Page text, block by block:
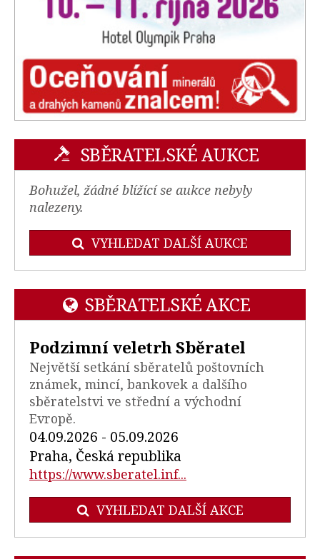
SBĚRATELSKÉ AUKCE
Bohužel, žádné blížící se aukce nebyly
nalezeny.
VYHLEDAT DALŠÍ AUKCE
SBĚRATELSKÉ AKCE
Podzimní veletrh Sběratel
Největší setkání sběratelů poštovních
známek, mincí, bankovek a dalšího
sběratelstvi ve střední a východní
Evropě.
04.09.2026 - 05.09.2026
Praha, Česká republika
https://www.sberatel.inf...
VYHLEDAT DALŠÍ AKCE